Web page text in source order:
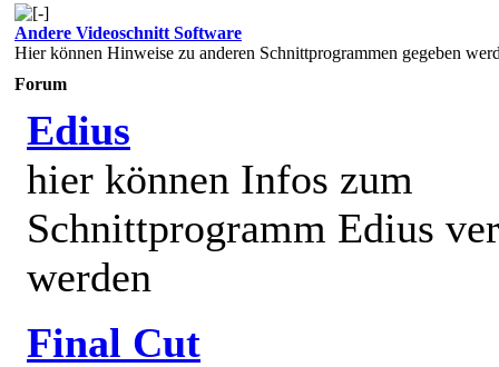
Andere Videoschnitt Software
Hier können Hinweise zu anderen Schnittprogrammen gegeben
Forum
Edius
hier können Infos zum
Schnittprogramm Edius
werden
Final Cut